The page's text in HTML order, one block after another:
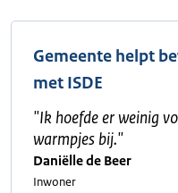
Gemeente helpt
met ISDE
"Ik hoefde er weinig
warmpjes bij."
Daniëlle de Beer
Inwoner